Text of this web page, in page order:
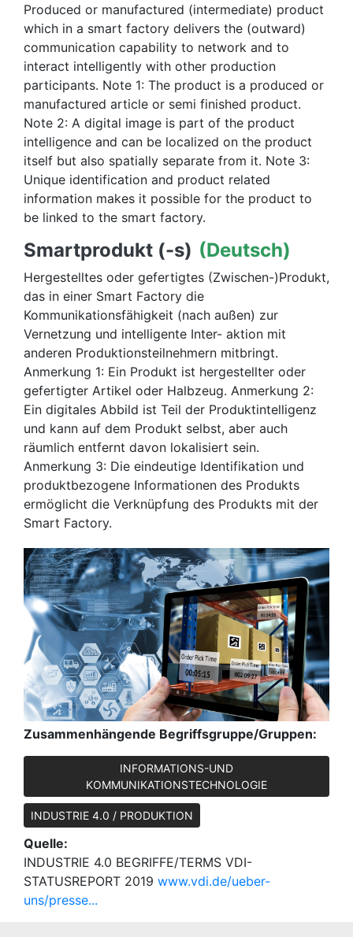
Produced or manufactured (intermediate) product
which in a smart factory delivers the (outward)
communication capability to network and to
interact intelligently with other production
participants. Note 1: The product is a produced or
manufactured article or semi finished product.
Note 2: A digital image is part of the product
intelligence and can be localized on the product
itself but also spatially separate from it. Note 3:
Unique identification and product related
information makes it possible for the product to
be linked to the smart factory.
Smartprodukt (-s) (Deutsch)
Hergestelltes oder gefertigtes (Zwischen-)Produkt,
das in einer Smart Factory die
Kommunikationsfähigkeit (nach außen) zur
Vernetzung und intelligente Inter- aktion mit
anderen Produktionsteilnehmern mitbringt.
Anmerkung 1: Ein Produkt ist hergestellter oder
gefertigter Artikel oder Halbzeug. Anmerkung 2:
Ein digitales Abbild ist Teil der Produktintelligenz
und kann auf dem Produkt selbst, aber auch
räumlich entfernt davon lokalisiert sein.
Anmerkung 3: Die eindeutige Identifikation und
produktbezogene Informationen des Produkts
ermöglicht die Verknüpfung des Produkts mit der
Smart Factory.
Zusammenhängende Begriffsgruppe/Gruppen:
INFORMATIONS-UND
KOMMUNIKATIONSTECHNOLOGIE
INDUSTRIE 4.0 / PRODUKTION
Quelle:
INDUSTRIE 4.0 BEGRIFFE/TERMS VDI-
STATUSREPORT 2019 www.vdi.de/ueber-
uns/presse...